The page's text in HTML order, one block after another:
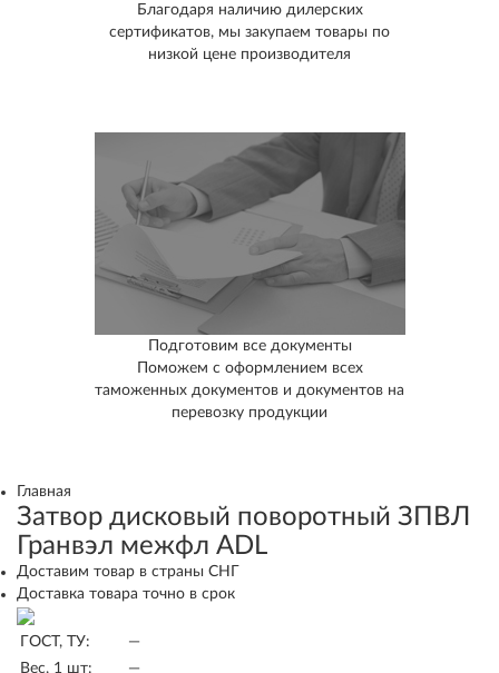
Благодаря наличию дилерских
сертификатов, мы закупаем товары по
низкой цене производителя
Подготовим все документы
Поможем с оформлением всех
таможенных документов и документов на
перевозку продукции
Главная
Затвор дисковый поворотный ЗПВЛ
Гранвэл межфл ADL
Доставим товар в страны СНГ
Доставка товара точно в срок
ГОСТ, ТУ:
—
Вес, 1 шт:
—